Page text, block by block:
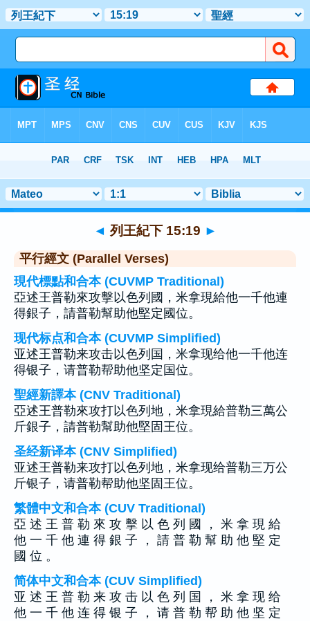
章 15> 聖經金句 19
◄ 列王紀下 15:19 ►
平行經文 (Parallel Verses)
現代標點和合本 (CUVMP Traditional)
亞述王普勒來攻擊以色列國，米拿現給他一千他連
得銀子，請普勒幫助他堅定國位。
现代标点和合本 (CUVMP Simplified)
亚述王普勒来攻击以色列国，米拿现给他一千他连
得银子，请普勒帮助他坚定国位。
聖經新譯本 (CNV Traditional)
亞述王普勒來攻打以色列地，米拿現給普勒三萬公
斤銀子，請普勒幫助他堅固王位。
圣经新译本 (CNV Simplified)
亚述王普勒来攻打以色列地，米拿现给普勒三万公
斤银子，请普勒帮助他坚固王位。
繁體中文和合本 (CUV Traditional)
亞 述 王 普 勒 來 攻 擊 以 色 列 國 ， 米 拿 現 給
他 一 千 他 連 得 銀 子 ， 請 普 勒 幫 助 他 堅 定
國 位 。
简体中文和合本 (CUV Simplified)
亚 述 王 普 勒 来 攻 击 以 色 列 国 ， 米 拿 现 给
他 一 千 他 连 得 银 子 ， 请 普 勒 帮 助 他 坚 定